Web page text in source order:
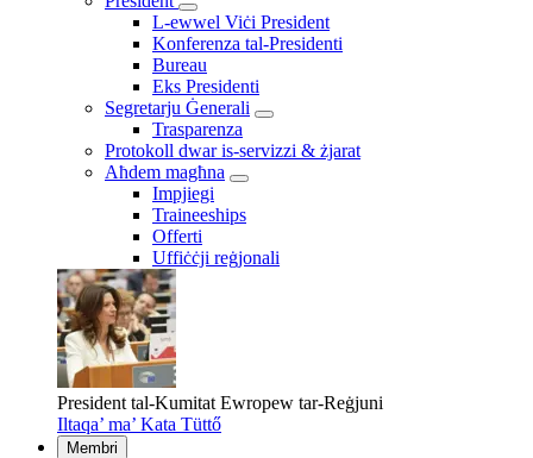
L-ewwel Viċi President
Konferenza tal-Presidenti
Bureau
Eks Presidenti
Segretarju Ġenerali
Trasparenza
Protokoll dwar is-servizzi & żjarat
Aħdem magħna
Impjiegi
Traineeships
Offerti
Uffiċċji reġjonali
President tal-Kumitat Ewropew tar-Reġjuni
Iltaqa’ ma’ Kata Tüttő
Membri